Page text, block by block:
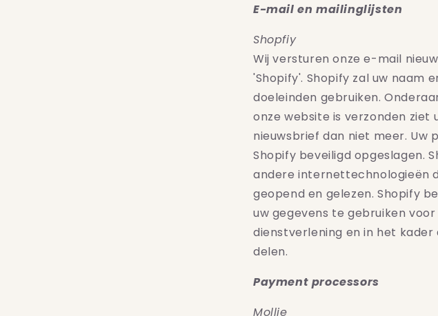
E-mail en mailinglijsten
Shopfiy
Wij versturen onze e-mail
'Shopify'. Shopify zal uw naam
doeleinden gebruiken.
onze website is verzonden ziet
nieuwsbrief dan niet meer. Uw
Shopify beveiligd opgeslagen.
andere internettechnologieën
geopend en gelezen.Shopify
uw gegevens te gebruiken
dienstverlening en in het
delen.
Payment processors
Mollie